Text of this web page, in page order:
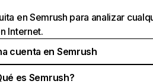
en Semrush para analizar
Internet.
cuenta en Semrush
es Semrush?